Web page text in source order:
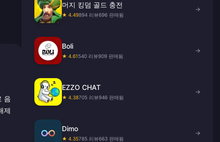
음
제
머지 킹덤 골드 충전
★ 4.49894 리뷰696 판매됨
→
Boli
★ 4.61540 리뷰909 판매됨
→
EZZO CHAT
★ 4.38705 리뷰946 판매됨
→
Dimo
★ 4.35785 리뷰663 판매됨
→